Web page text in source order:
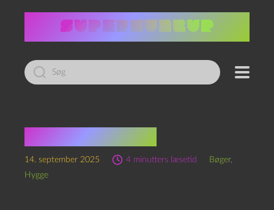
Led
efter:
De døde i Vefby
14. september 2025 4 minutters læsetid Bøger,
Hygge